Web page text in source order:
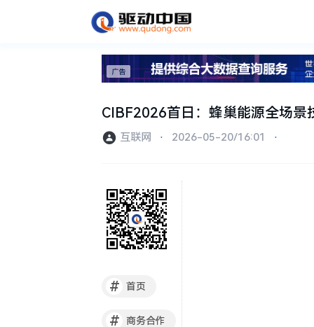
CIBF2026首日：蜂巢能源全场景
互联网 ⋅ 2026-05-20/16:01 ⋅
# 首页
# 商务合作